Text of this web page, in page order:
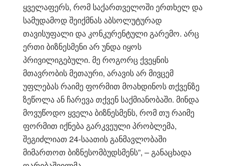
ყველაფერს, რომ საქართველოში ერთხელ და
სამუდამოდ შეიქმნას აბსოლუტურად
თავისუფალი და კონკურენტული გარემო. არც
ერთი ბიზნესმენი არ უნდა იყოს
პრივილიგებული. მე როგორც ქვეყნის
მთავრობის მეთაური, არავის არ მივცემ
უფლებას რაიმე ფორმით მოახდინოს თქვენზე
ზეწოლა ან ჩარევა თქვენ საქმიანობაში. მინდა
მოვუწოდო ყველა ბიზნესმენს, რომ თუ რაიმე
ფორმით იქნება გარკვეული პრობლემა,
შეგიძლიათ 24-საათის განმავლობაში
მიმართოთ ბიზნესომბუდსმენს”, – განაცხადა